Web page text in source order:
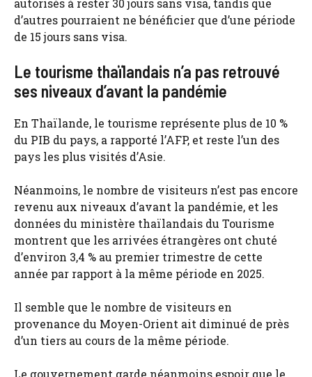
autorisés à rester 30 jours sans visa, tandis que
d’autres pourraient ne bénéficier que d’une période
de 15 jours sans visa.
Le tourisme thaïlandais n’a pas retrouvé
ses niveaux d’avant la pandémie
En Thaïlande, le tourisme représente plus de 10 %
du PIB du pays, a rapporté l’AFP, et reste l’un des
pays les plus visités d’Asie.
Néanmoins, le nombre de visiteurs n’est pas encore
revenu aux niveaux d’avant la pandémie, et les
données du ministère thaïlandais du Tourisme
montrent que les arrivées étrangères ont chuté
d’environ 3,4 % au premier trimestre de cette
année par rapport à la même période en 2025.
Il semble que le nombre de visiteurs en
provenance du Moyen-Orient ait diminué de près
d’un tiers au cours de la même période.
Le gouvernement garde néanmoins espoir que le